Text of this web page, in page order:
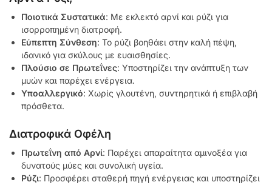
Ποιοτικά Συστατικά: Με εκλεκτό αρνί και ρύζι για
ισορροπημένη διατροφή.
Εύπεπτη Σύνθεση: Το ρύζι βοηθάει στην καλή πέψη,
ιδανικό για σκύλους με ευαισθησίες.
Πλούσιο σε Πρωτεΐνες: Υποστηρίζει την ανάπτυξη των
μυών και παρέχει ενέργεια.
Υποαλλεργικό: Χωρίς γλουτένη, συντηρητικά ή επιβλαβή
πρόσθετα.
Διατροφικά Οφέλη
Πρωτεΐνη από Αρνί: Παρέχει απαραίτητα αμινοξέα για
δυνατούς μύες και συνολική υγεία.
Ρύζι: Προσφέρει σταθερή πηγή ενέργειας και υποστηρίζει